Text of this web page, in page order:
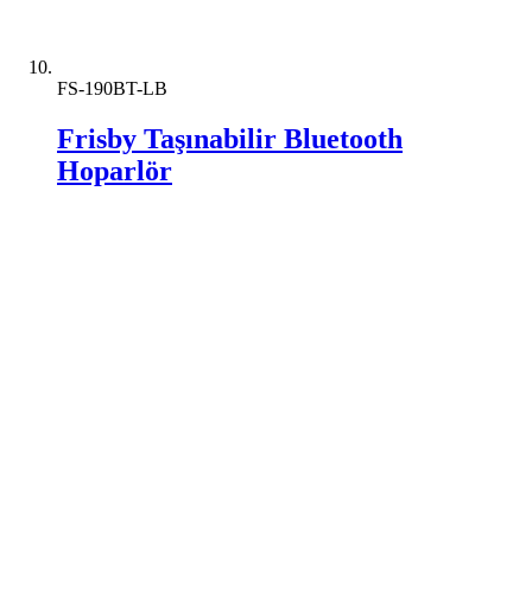
FS-190BT-LB
Frisby Taşınabilir Bluetooth
Hoparlör